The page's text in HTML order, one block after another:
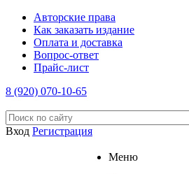
Авторские права
Как заказать издание
Оплата и доставка
Вопрос-ответ
Прайс-лист
8 (920) 070-10-65
Вход Регистрация
Меню